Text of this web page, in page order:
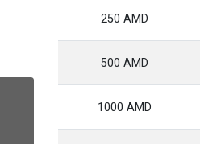
250 AMD
500 AMD
1000 AMD